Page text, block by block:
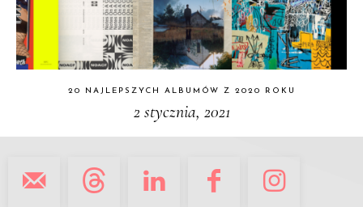
20 NAJLEPSZYCH ALBUMÓW Z 2020 ROKU
2 stycznia, 2021